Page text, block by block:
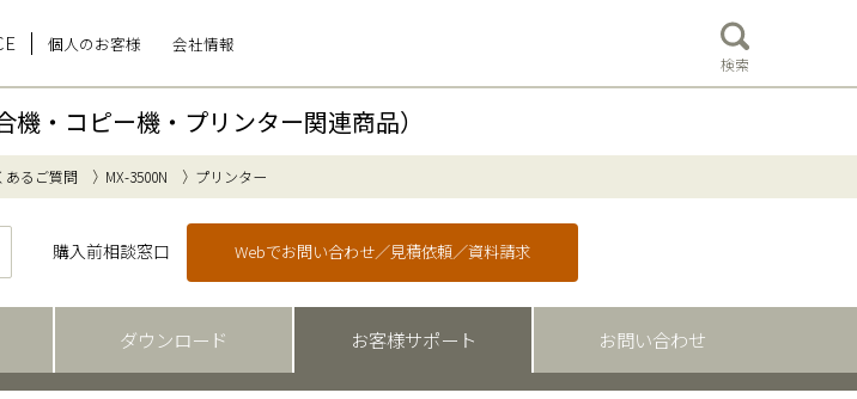
個人のお客様 会社情報
検索
・コピー機・プリンター関連商品）
あるご質問 MX-3500N プリンター
購入前相談窓口 Webでお問い合わせ／見積依頼／資料請求
ダウンロード お客様サポート お問い合わせ